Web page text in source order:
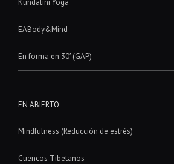
Kundalini Yoga
EABody&Mind
En forma en 30′ (GAP)
EN ABIERTO
Mindfulness (Reducción de estrés)
Cuencos Tibetanos